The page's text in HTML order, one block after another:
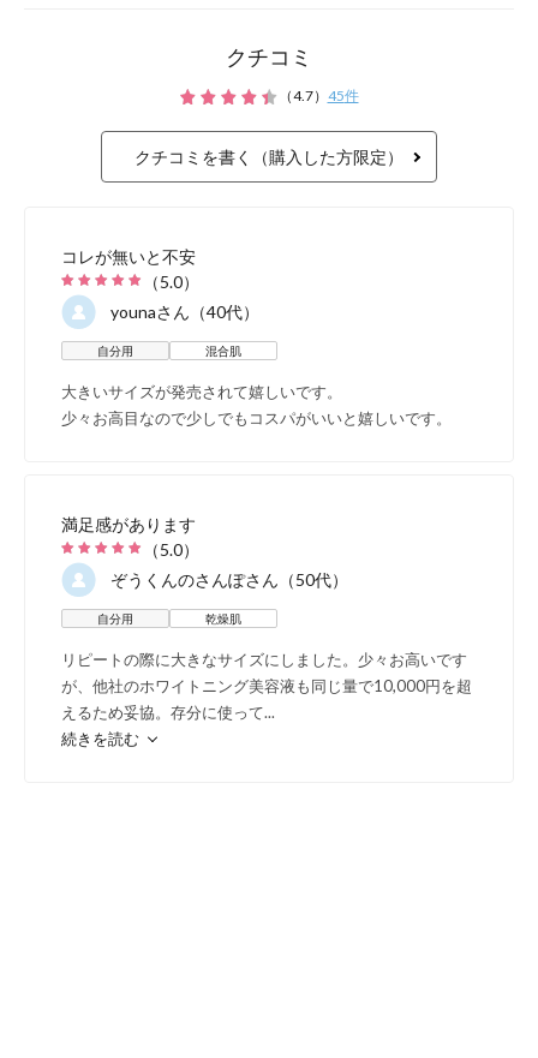
無加水製法で作られた濃
により、高濃度のプラセ
感あふれる肌に整えます
抗酸化成分で明る
ポリフェノールがつや
やかな肌へ
クチコミ
（4.7） 45件
クチコミを書く（購入した方限定）
コレが無いと不安
（5.0）
younaさん（40代）
自分用 混合肌
大きいサイズが発売されて嬉しいです。
少々お高目なので少しでもコスパがいいと嬉しいです。
満足感があります
（5.0）
ぞうくんのさんぽさん（50代）
自分用 乾燥肌
リピートの際に大きなサイズにしました。少々お高いです
が、他社のホワイトニング美容液も同じ量で10,000円を超
えるため妥協。存分に使って...
続きを読む